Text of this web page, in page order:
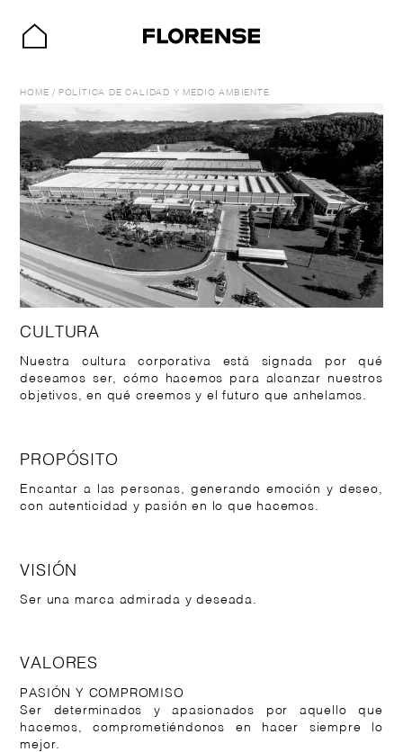
HOME / POLÍTICA DE CALIDAD Y MEDIO AMBIENTE
CULTURA
Nuestra cultura corporativa está signada por qué
deseamos ser, cómo hacemos para alcanzar nuestros
objetivos, en qué creemos y el futuro que anhelamos.
PROPÓSITO
Encantar a las personas, generando emoción y deseo,
con autenticidad y pasión en lo que hacemos.
VISIÓN
Ser una marca admirada y deseada.
VALORES
PASIÓN Y COMPROMISO
Ser determinados y apasionados por aquello que
hacemos, comprometiéndonos en hacer siempre lo
mejor.